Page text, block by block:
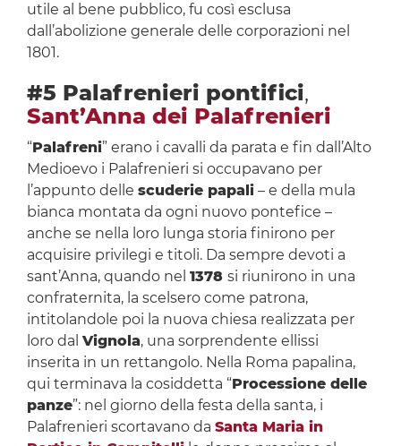
utile al bene pubblico, fu così esclusa
dall’abolizione generale delle corporazioni nel
1801.
#5 Palafrenieri pontifici,
Sant’Anna dei Palafrenieri
“Palafreni” erano i cavalli da parata e fin dall’Alto
Medioevo i Palafrenieri si occupavano per
l’appunto delle scuderie papali– e della mula
bianca montata da ogni nuovo pontefice –
anche se nella loro lunga storia finirono per
acquisire privilegi e titoli. Da sempre devoti a
sant’Anna, quando nel 1378 si riunirono in una
confraternita, la scelsero come patrona,
intitolandole poi la nuova chiesa realizzata per
loro dal Vignola, una sorprendente ellissi
inserita in un rettangolo. Nella Roma papalina,
qui terminava la cosiddetta “Processione delle
panze”: nel giorno della festa della santa, i
Palafrenieri scortavano da Santa Maria in